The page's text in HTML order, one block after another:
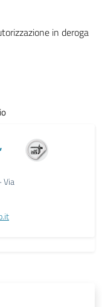
in deroga
Via